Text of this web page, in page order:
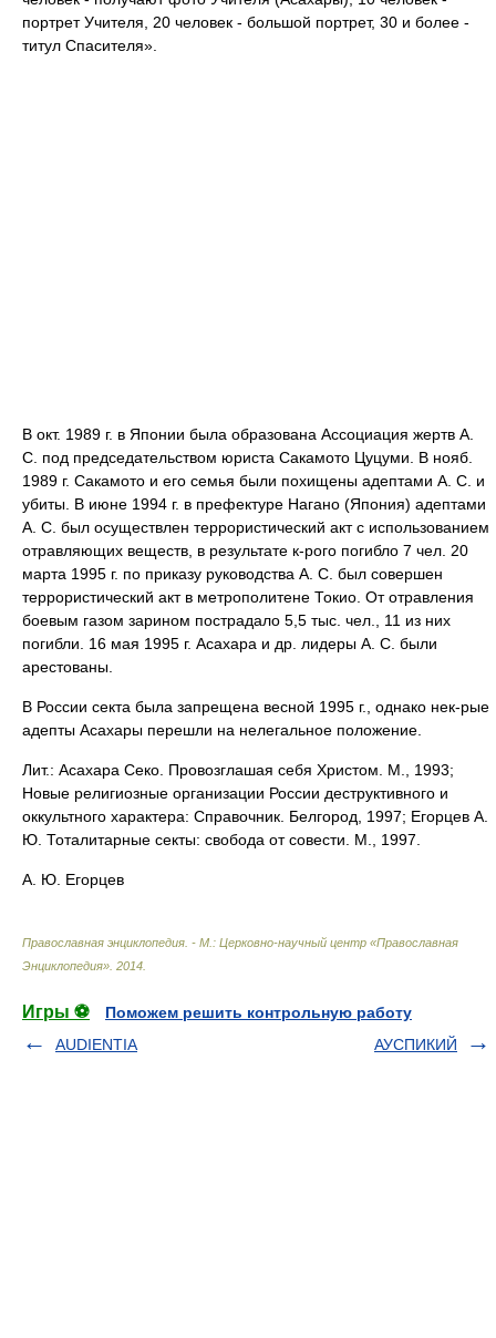
портрет Учителя, 20 человек - большой портрет, 30 и более -
титул Спасителя».
В окт. 1989 г. в Японии была образована Ассоциация жертв А.
С. под председательством юриста Сакамото Цуцуми. В нояб.
1989 г. Сакамото и его семья были похищены адептами А. С. и
убиты. В июне 1994 г. в префектуре Нагано (Япония) адептами
А. С. был осуществлен террористический акт с использованием
отравляющих веществ, в результате к-рого погибло 7 чел. 20
марта 1995 г. по приказу руководства А. С. был совершен
террористический акт в метрополитене Токио. От отравления
боевым газом зарином пострадало 5,5 тыс. чел., 11 из них
погибли. 16 мая 1995 г. Асахара и др. лидеры А. С. были
арестованы.
В России секта была запрещена весной 1995 г., однако нек-рые
адепты Асахары перешли на нелегальное положение.
Лит.: Асахара Секо. Провозглашая себя Христом. М., 1993;
Новые религиозные организации России деструктивного и
оккультного характера: Справочник. Белгород, 1997; Егорцев А.
Ю. Тоталитарные секты: свобода от совести. М., 1997.
А. Ю. Егорцев
Православная энциклопедия. - М.: Церковно-научный центр «Православная
Энциклопедия» 2014
Игры ⚽
Поможем решить контрольную работу
AUDIENTIA
АУСПИКИЙ